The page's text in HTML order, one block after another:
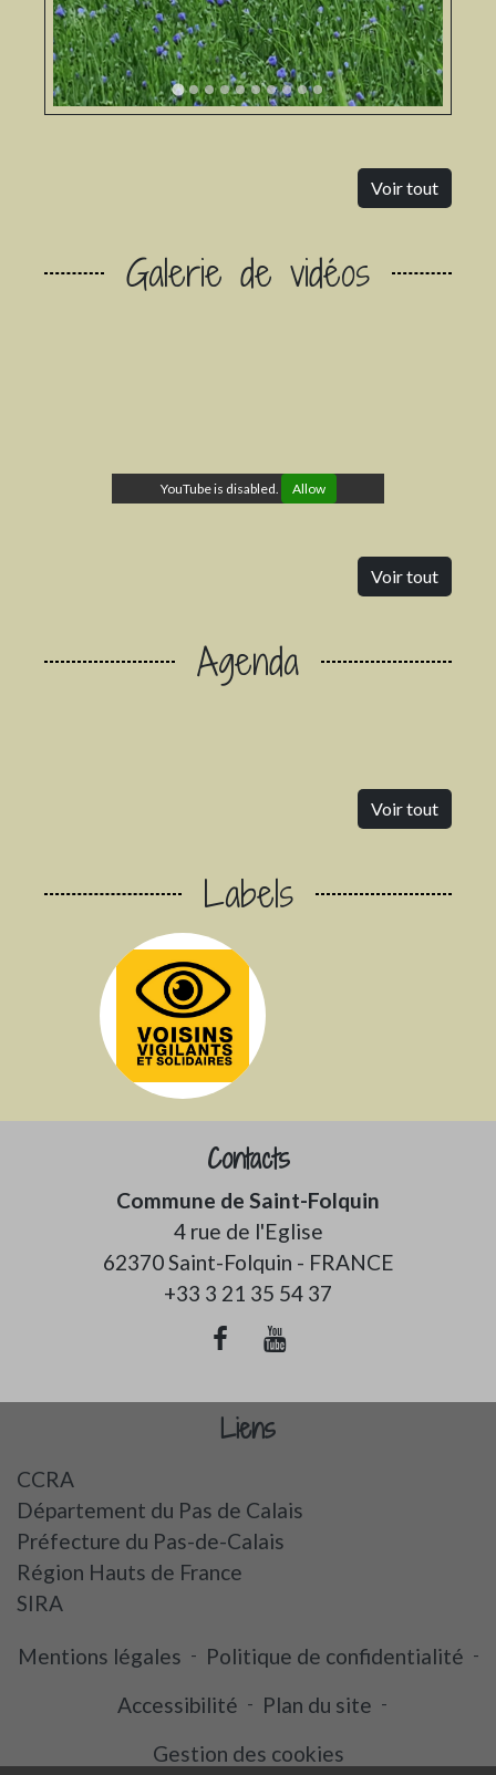
Voir tout
Galerie de vidéos
YouTube is disabled. Allow
Voir tout
Agenda
Voir tout
Labels
Contacts
Commune de Saint-Folquin
4 rue de l'Eglise
62370 Saint-Folquin - FRANCE
+33 3 21 35 54 37
Liens
CCRA
Département du Pas de Calais
Préfecture du Pas-de-Calais
Région Hauts de France
SIRA
Mentions légales - Politique de confidentialité -
Accessibilité - Plan du site -
Gestion des cookies